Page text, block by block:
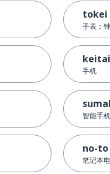
tokei
手表；钟
keitai
手机
智能手机
no-to
笔记本